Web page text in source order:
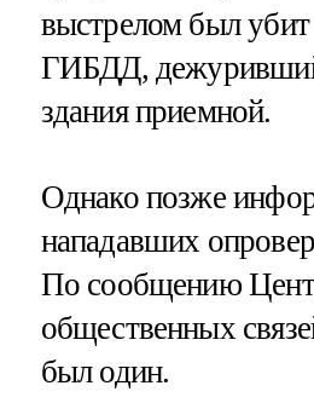
выстрелом был убит
ГИБДД,
здания приемной.
Однако позже
нападавших
По сообщению
общественных
был один.